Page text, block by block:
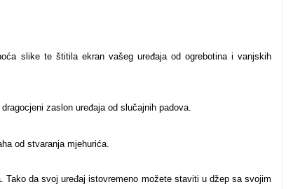
slike te štitila ekran vašeg uređaja od ogrebotina i vanjskih
zaslon uređaja od slučajnih padova.
od stvaranja mjehurića.
da svoj uređaj istovremeno možete staviti u džep sa svojim